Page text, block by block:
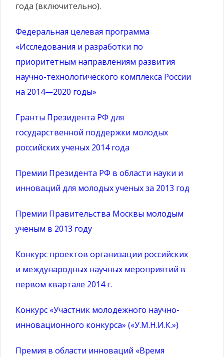
года (включительно).
Федеральная целевая программа
«Исследования и разработки по
приоритетным направлениям развития
научно-технологического комплекса России
на 2014—2020 годы»
Гранты Президента РФ для
государственной поддержки молодых
российских ученых 2014 года
Премии Президента РФ в области науки и
инноваций для молодых ученых за 2013 год
Премии Правительства Москвы молодым
ученым в 2013 году
Конкурс проектов организации российских
и международных научных мероприятий в
первом квартале 2014 г.
Конкурс «Участник молодежного научно-
инновационного конкурса» («У.М.Н.И.К.»)
Премия в области инноваций «Время